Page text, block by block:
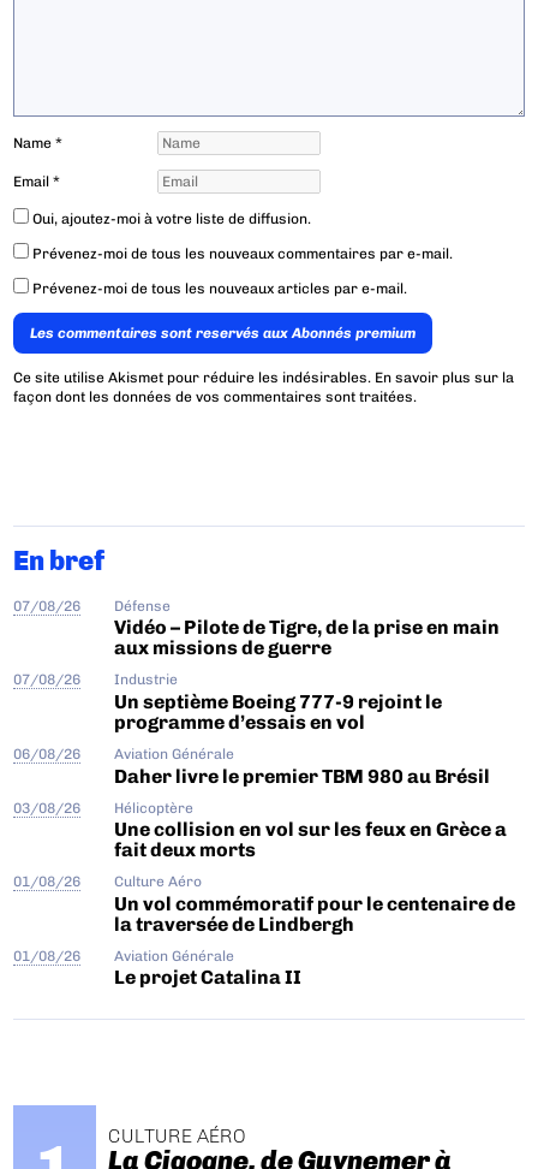
Name*
Email*
Oui, ajoutez-moi à votre liste de diffusion.
Prévenez-moi de tous les nouveaux commentaires par e-mail.
Prévenez-moi de tous les nouveaux articles par e-mail.
Les commentaires sont reservés aux Abonnés premium
Ce site utilise Akismet pour réduire les indésirables. En savoir plus sur la
façon dont les données de vos commentaires sont traitées.
En bref
07/08/26 Défense
Vidéo – Pilote de Tigre, de la prise en main
aux missions de guerre
07/08/26 Industrie
Un septième Boeing 777-9 rejoint le
programme d’essais en vol
06/08/26 Aviation Générale
Daher livre le premier TBM 980 au Brésil
03/08/26 Hélicoptère
Une collision en vol sur les feux en Grèce a
fait deux morts
01/08/26 Culture Aéro
Un vol commémoratif pour le centenaire de
la traversée de Lindbergh
01/08/26 Aviation Générale
Le projet Catalina II
CULTURE AÉRO
La Cigogne, de Guynemer à